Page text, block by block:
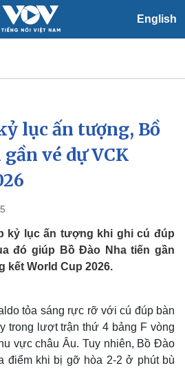
English
Xã hội
Tin 24h
Dự báo thời tiết
lục ấn tượng, Bồ
vé dự VCK
kỷ lục ấn tượng khi ghi cú đúp
đó giúp Bồ Đào Nha tiến gần
kết World Cup 2026.
tỏa sáng rực rỡ với cú đúp bàn
trong lượt trận thứ 4 bảng F vòng
vực châu Âu. Tuy nhiên, Bồ Đào
điểm khi bị gỡ hòa 2-2 ở phút bù